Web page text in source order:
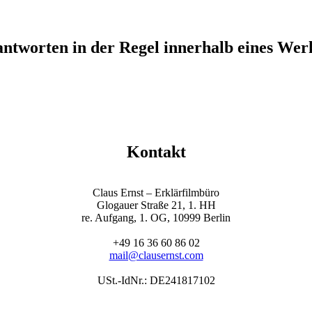
in der Regel innerhalb eines
Kontakt
Claus Ernst – Erklärfilmbüro
Glogauer Straße 21, 1. HH
re. Aufgang, 1. OG, 10999 Berlin
+49 16 36 60 86 02
mail@clausernst.com
USt.-IdNr.: DE241817102